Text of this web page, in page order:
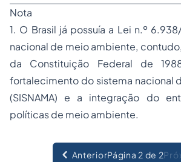
Nota
1. O Brasil já possuía a Lei n.º
nacional de meio ambiente,
da Constituição Federal de
fortalecimento do sistema nacional
(SISNAMA) e a integração do
políticas de meio ambiente.
AnteriorPágina 2 de 2